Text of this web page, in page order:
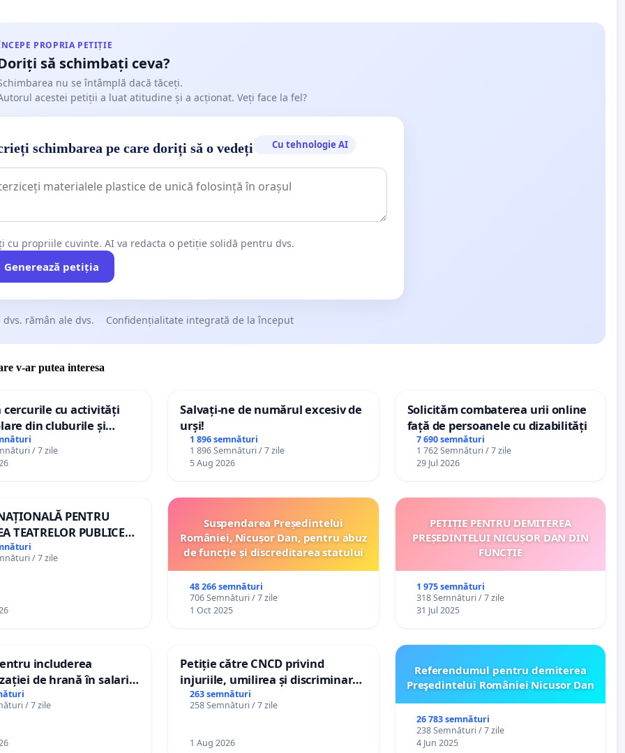
PROPRIA PETIȚIE
să schimbați ceva?
nu se întâmplă dacă tăceți.
acestei petiții a luat atitudine și a acționat. Veți face la fel?
schimbarea pe care doriți să o vedeți Cu tehnologie AI
cu propriile cuvinte. AI va redacta o petiție solidă pentru dvs.
Generează petiția
dvs. rămân ale dvs. Confidențialitate integrată de la început
v-ar putea interesa
cercurile cu activități
din cluburile și
/ 7 zile
Salvați-ne de numărul excesiv de
urși!
1 896 semnături
1 896 Semnături / 7 zile
5 Aug 2026
Solicităm combaterea urii online
față de persoanele cu dizabilități
7 690 semnături
1 762 Semnături / 7 zile
29 Jul 2026
PENTRU
TEATRELOR PUBLICE
DIN ROMÂNIA
/ 7 zile
Suspendarea Președintelui
României, Nicușor Dan, pentru abuz
de funcție și discreditarea statului
48 266 semnături
706 Semnături / 7 zile
1 Oct 2025
PETIȚIE PENTRU DEMITEREA
PREȘEDINTELUI NICUȘOR DAN DIN
FUNCȚIE
1 975 semnături
318 Semnături / 7 zile
31 Jul 2025
includerea
de hrană în salariul
și protejarea gradațiilor
pentru asistenții
/ 7 zile
Petiție către CNCD privind
injuriile, umilirea și discriminarea
persoanelor cu dizabilități de
către utilizatorul TikTok „Gorici”
263 semnături
258 Semnături / 7 zile
1 Aug 2026
Referendumul pentru demiterea
Preşedintelui României Nicusor Dan
26 783 semnături
238 Semnături / 7 zile
4 Jun 2025